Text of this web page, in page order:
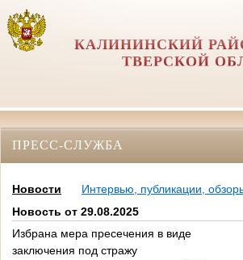
КАЛИНИНСКИЙ
ТВЕРСКОЙ
ПРЕСС-СЛУЖБА
Новости
Интервью, публикации,
Новость от 29.08.2025
Избрана мера пресечения в виде
заключения под стражу